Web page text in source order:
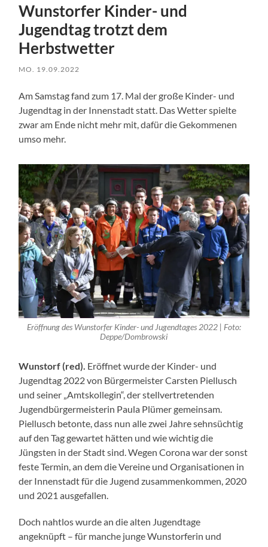
Wunstorfer Kinder- und
Jugendtag trotzt dem
Herbstwetter
MO. 19.09.2022
Am Samstag fand zum 17. Mal der große Kinder- und
Jugendtag in der Innenstadt statt. Das Wetter spielte
zwar am Ende nicht mehr mit, dafür die Gekommenen
umso mehr.
Eröffnung des Wunstorfer Kinder- und Jugendtages 2022 | Foto:
Deppe/Dombrowski
Wunstorf (red). Eröffnet wurde der Kinder- und
Jugendtag 2022 von Bürgermeister Carsten Piellusch
und seiner „Amtskollegin“, der stellvertretenden
Jugendbürgermeisterin Paula Plümer gemeinsam.
Piellusch betonte, dass nun alle zwei Jahre sehnsüchtig
auf den Tag gewartet hätten und wie wichtig die
Jüngsten in der Stadt sind. Wegen Corona war der sonst
feste Termin, an dem die Vereine und Organisationen in
der Innenstadt für die Jugend zusammenkommen, 2020
und 2021 ausgefallen.
Doch nahtlos wurde an die alten Jugendtage
angeknüpft – für manche junge Wunstorferin und